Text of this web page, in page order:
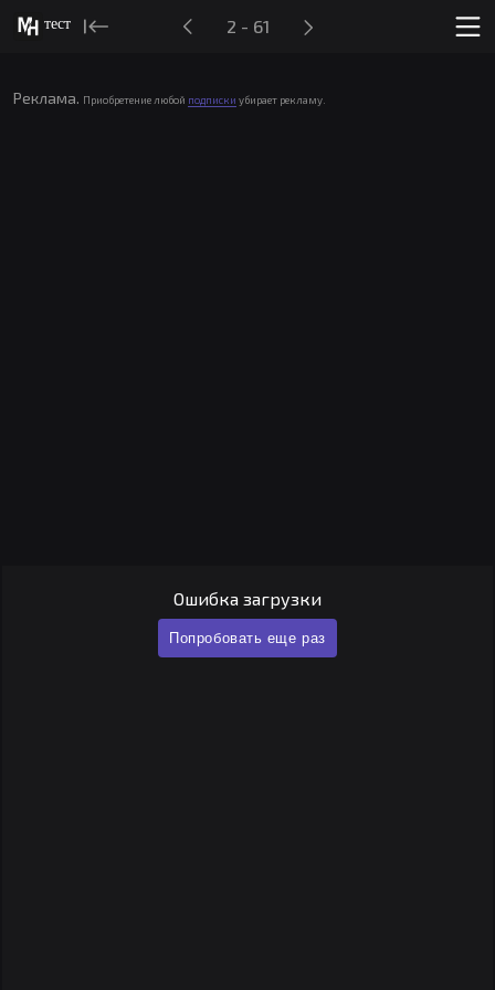
тест 2 - 61
Реклама. Приобретение любой подписки убирает рекламу.
Ошибка загрузки
Попробовать еще раз